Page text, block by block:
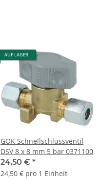
AUF LAGER
GOK Schnellschlussventil
DSV 8 x 8 mm 5 bar 0371100
24,50 € *
24,50 € pro 1 Einheit